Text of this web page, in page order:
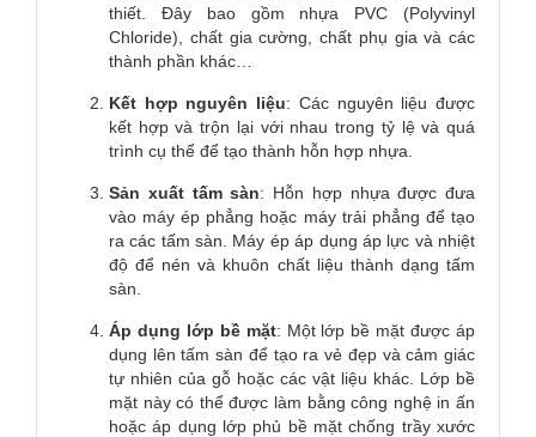
thiết. Đây bao gồm nhựa PVC (Polyvinyl
Chloride), chất gia cường, chất phụ gia và các
thành phần khác…
Kết hợp nguyên liệu: Các nguyên liệu được
kết hợp và trộn lại với nhau trong tỷ lệ và quá
trình cụ thể để tạo thành hỗn hợp nhựa.
Sản xuất tấm sàn: Hỗn hợp nhựa được đưa
vào máy ép phẳng hoặc máy trải phẳng để tạo
ra các tấm sàn. Máy ép áp dụng áp lực và nhiệt
độ để nén và khuôn chất liệu thành dạng tấm
sàn.
Áp dụng lớp bề mặt: Một lớp bề mặt được áp
dụng lên tấm sàn để tạo ra vẻ đẹp và cảm giác
tự nhiên của gỗ hoặc các vật liệu khác. Lớp bề
mặt này có thể được làm bằng công nghệ in ấn
hoặc áp dụng lớp phủ bề mặt chống trầy xước